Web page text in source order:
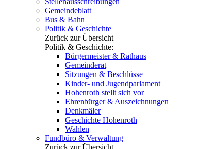
Gemeindeblatt
Bus & Bahn
Politik & Geschichte
Zurück zur Übersicht
Politik & Geschichte:
Bürgermeister & Rathaus
Gemeinderat
Sitzungen & Beschlüsse
Kinder- und Jugendparlament
Hohenroth stellt sich vor
Ehrenbürger & Auszeichnungen
Denkmäler
Geschichte Hohenroth
Wahlen
Fundbüro & Verwaltung
Zurück zur Übersicht